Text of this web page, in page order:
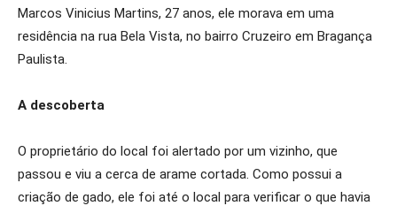
Marcos Vinicius Martins, 27 anos, ele morava em uma
residência na rua Bela Vista, no bairro Cruzeiro em Bragança
Paulista.
A descoberta
O proprietário do local foi alertado por um vizinho, que
passou e viu a cerca de arame cortada. Como possui a
criação de gado, ele foi até o local para verificar o que havia